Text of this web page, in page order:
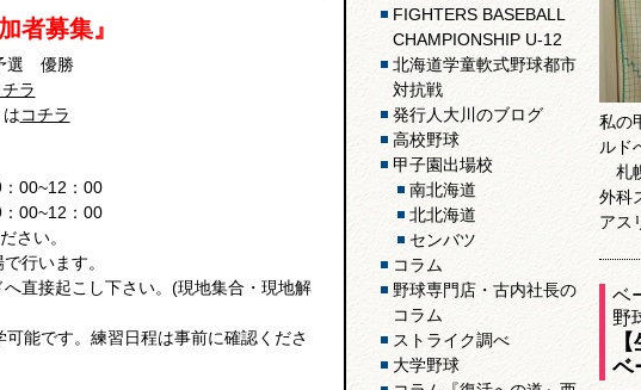
者募集』
選 優勝
チラ
コチラ
00~12：00
00~12：00
さい。
行います。
直接起こし下さい。(現地集合・現地解
能です。練習日程は事前に確認くださ
FIGHTERS BASEBALL
CHAMPIONSHIP U-12
北海道学童軟式野球都市
対抗戦
発行人大川のブログ
高校野球
甲子園出場校
南北海道
北北海道
センバツ
コラム
野球専門店・古内社長の
コラム
ストライク調べ
大学野球
私の
ルド
札
外科
アス
ベ
野
ベ